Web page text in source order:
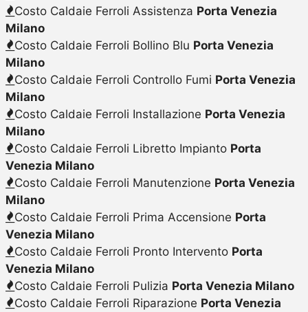
Costo Caldaie Ferroli Assistenza Porta Venezia
Milano
Costo Caldaie Ferroli Bollino Blu Porta Venezia
Milano
Costo Caldaie Ferroli Controllo Fumi Porta Venezia
Milano
Costo Caldaie Ferroli Installazione Porta Venezia
Milano
Costo Caldaie Ferroli Libretto Impianto Porta
Venezia Milano
Costo Caldaie Ferroli Manutenzione Porta Venezia
Milano
Costo Caldaie Ferroli Prima Accensione Porta
Venezia Milano
Costo Caldaie Ferroli Pronto Intervento Porta
Venezia Milano
Costo Caldaie Ferroli Pulizia Porta Venezia Milano
Costo Caldaie Ferroli Riparazione Porta Venezia